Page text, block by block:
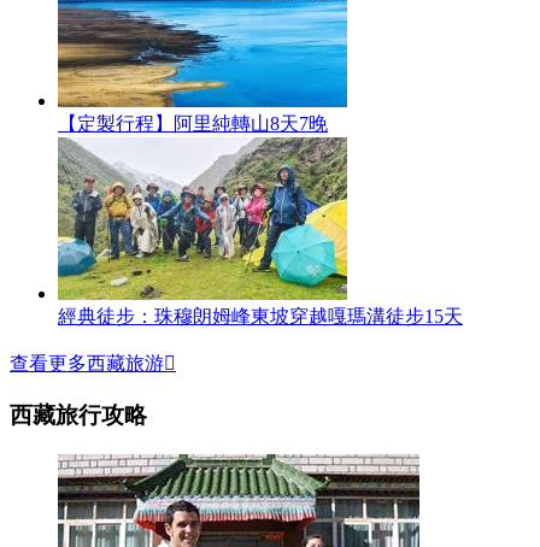
【定製行程】阿里純轉山8天7晚
經典徒步：珠穆朗姆峰東坡穿越嘎瑪溝徒步15天
查看更多西藏旅游
西藏旅行攻略